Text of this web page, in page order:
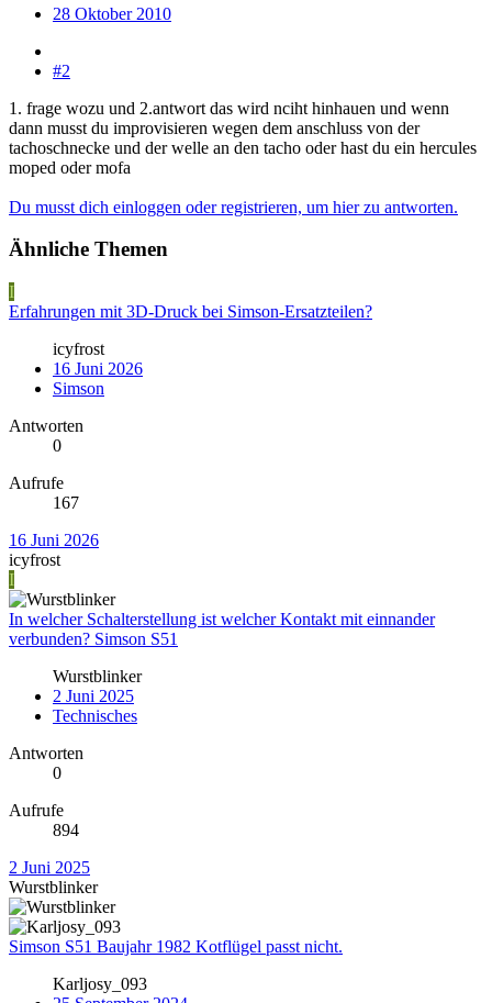
28 Oktober 2010
#2
1. frage wozu und 2.antwort das wird nciht hinhauen und wenn
dann musst du improvisieren wegen dem anschluss von der
tachoschnecke und der welle an den tacho oder hast du ein hercules
moped oder mofa
Du musst dich einloggen oder registrieren, um hier zu antworten.
Ähnliche Themen
I
Erfahrungen mit 3D-Druck bei Simson-Ersatzteilen?
icyfrost
16 Juni 2026
Simson
Antworten
0
Aufrufe
167
16 Juni 2026
icyfrost
I
In welcher Schalterstellung ist welcher Kontakt mit einnander
verbunden? Simson S51
Wurstblinker
2 Juni 2025
Technisches
Antworten
0
Aufrufe
894
2 Juni 2025
Wurstblinker
Simson S51 Baujahr 1982 Kotflügel passt nicht.
Karljosy_093